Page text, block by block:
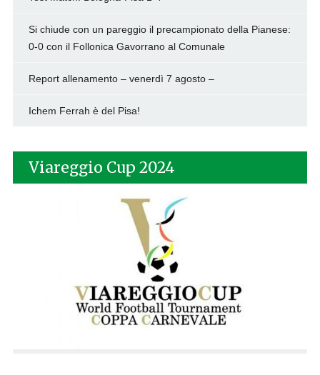
Si chiude con un pareggio il precampionato della Pianese:
0-0 con il Follonica Gavorrano al Comunale
Report allenamento – venerdì 7 agosto –
Ichem Ferrah è del Pisa!
Viareggio Cup 2024